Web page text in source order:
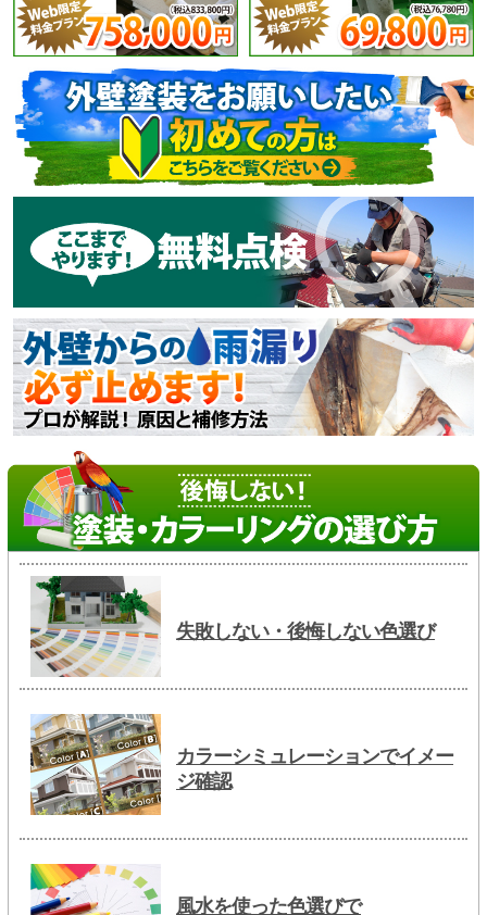
失敗しない・後悔しない色選び
カラーシミュレーションでイメー
ジ確認
風水を使った色選びで